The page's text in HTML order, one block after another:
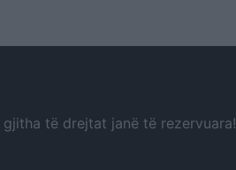
të drejtat janë të rezervuara!